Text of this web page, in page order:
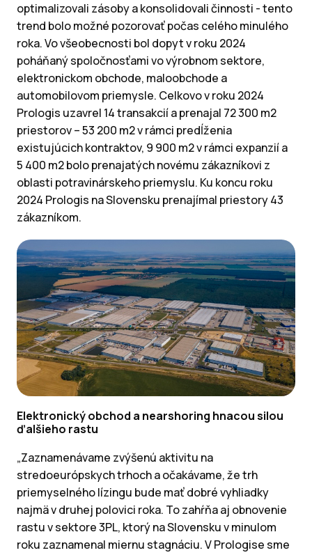
optimalizovali zásoby a konsolidovali činnosti - tento
trend bolo možné pozorovať počas celého minulého
roka. Vo všeobecnosti bol dopyt v roku 2024
poháňaný spoločnosťami vo výrobnom sektore,
elektronickom obchode, maloobchode a
automobilovom priemysle. Celkovo v roku 2024
Prologis uzavrel 14 transakcií a prenajal 72 300 m2
priestorov – 53 200 m2 v rámci predĺženia
existujúcich kontraktov, 9 900 m2 v rámci expanzií a
5 400 m2 bolo prenajatých novému zákazníkovi z
oblasti potravinárskeho priemyslu. Ku koncu roku
2024 Prologis na Slovensku prenajímal priestory 43
zákazníkom.
Elektronický obchod a nearshoring hnacou silou
ďalšieho rastu
„Zaznamenávame zvýšenú aktivitu na
stredoeurópskych trhoch a očakávame, že trh
priemyselného lízingu bude mať dobré vyhliadky
najmä v druhej polovici roka. To zahŕňa aj obnovenie
rastu v sektore 3PL, ktorý na Slovensku v minulom
roku zaznamenal miernu stagnáciu. V Prologise sme